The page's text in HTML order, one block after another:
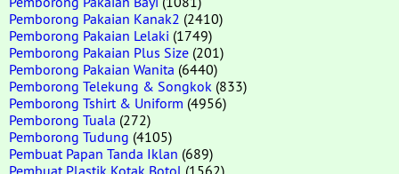
Pemborong Pakaian Kanak2 (2410)
Pemborong Pakaian Lelaki (1749)
Pemborong Pakaian Plus Size (201)
Pemborong Pakaian Wanita (6440)
Pemborong Telekung & Songkok (833)
Pemborong Tshirt & Uniform (4956)
Pemborong Tuala (272)
Pemborong Tudung (4105)
Pembuat Papan Tanda Iklan (689)
Pembuat Plastik Kotak Botol (1562)